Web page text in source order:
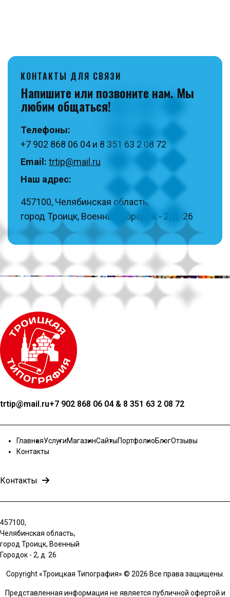
КОНТАКТЫ ДЛЯ СВЯЗИ
Напишите или позвоните нам. Мы
любим общаться!
Телефоны:
+7 902 868 06 04 и 8 351 63 2 08 72
Email: trtip@mail.ru
Наш адрес:
457100, Челябинская область,
город Троицк, Военный Городок - 2, д. 26
trtip@mail.ru+7 902 868 06 04 & 8 351 63 2 08 72
ГлавнаяУслугиМагазинСайтыПортфолиоБлогОтзывы
Контакты
Контакты
457100,
Челябинская область,
город Троицк, Военный
Городок - 2, д. 26
Copyright «Троицкая Типография» © 2026 Все права защищены.
Представленная информация не является публичной офертой и